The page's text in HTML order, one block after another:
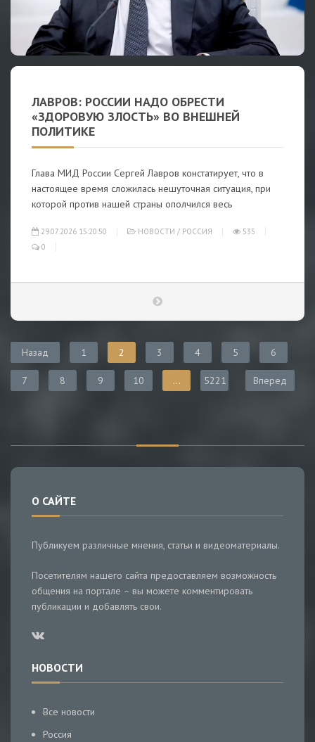
ЛАВРОВ: РОССИИ НАДО ОБРЕСТИ
«ЗДОРОВУЮ ЗЛОСТЬ» ВО ВНЕШНЕЙ
ПОЛИТИКЕ
Глава МИД России Сергей Лавров констатирует, что в
настоящее время сложилась нешуточная ситуация, при
которой против нашей страны ополчился весь
29.07.2026 15:20:50 НОВОСТИ / РОССИЯ
535
0
Назад 1 2 3 4 5 6
7 8 9 10 ... 5221 Вперед
О САЙТЕ
Публикуем различные мнения, статьи и видеоматериалы.
Посетителям нашего сайта предоставляем возможность
общения на портале – вы можете комментировать
публикации и добавлять свои.
НОВОСТИ
Все новости
Россия